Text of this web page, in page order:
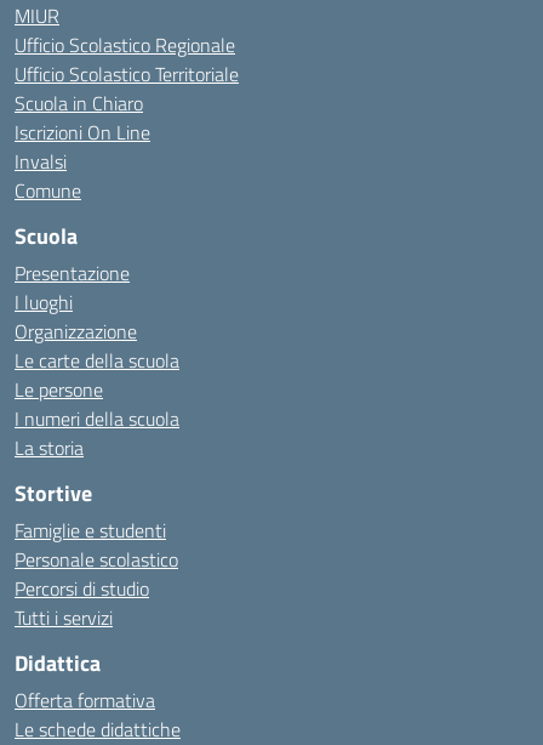
MIUR
Ufficio Scolastico Regionale
Ufficio Scolastico Territoriale
Scuola in Chiaro
Iscrizioni On Line
Invalsi
Comune
Scuola
Presentazione
I luoghi
Organizzazione
Le carte della scuola
Le persone
I numeri della scuola
La storia
Stortive
Famiglie e studenti
Personale scolastico
Percorsi di studio
Tutti i servizi
Didattica
Offerta formativa
Le schede didattiche